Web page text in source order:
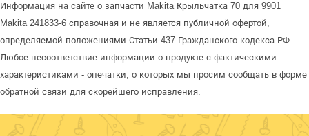
Информация на сайте о запчасти Makita Крыльчатка 70 для 9901
Makita 241833-6 справочная и не является публичной офертой,
определяемой положениями Статьи 437 Гражданского кодекса РФ.
Любое несоответствие информации о продукте с фактическими
характеристиками - опечатки, о которых мы просим сообщать в форме
обратной связи для скорейшего исправления.